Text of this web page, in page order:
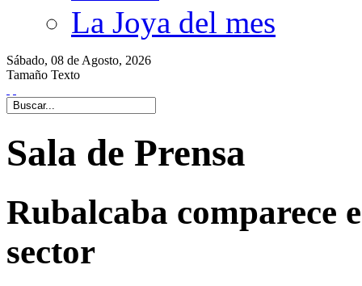
La Joya del mes
Sábado, 08 de Agosto, 2026
Tamaño Texto
Sala de Prensa
Rubalcaba comparece
sector